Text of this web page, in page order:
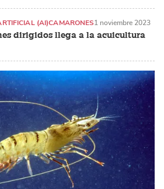
dirigidos llega a la acuicultura
(AI)CAMARONES1 noviembre 2023